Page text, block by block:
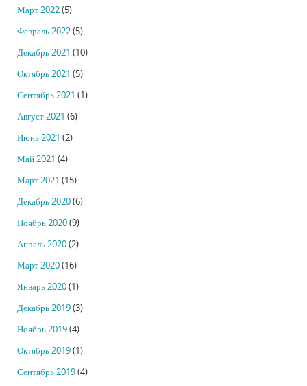
Март 2022(5)
Февраль 2022(5)
Декабрь 2021 (10)
Октябрь 2021 (5)
Сентябрь 2021 (1)
Август 2021 (6)
Июнь 2021 (2)
Май 2021 (4)
Март 2021 (15)
Декабрь 2020(6)
Ноябрь 2020(9)
Апрель 2020(2)
Март 2020(16)
Январь 2020(1)
Декабрь 2019(3)
Ноябрь 2019(4)
Октябрь 2019(1)
Сентябрь 2019(4)